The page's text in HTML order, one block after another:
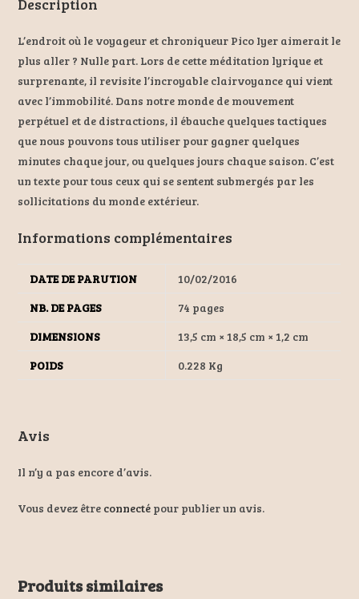
Description
L’endroit où le voyageur et chroniqueur Pico Iyer aimerait le
plus aller ? Nulle part. Lors de cette méditation lyrique et
surprenante, il revisite l’incroyable clairvoyance qui vient
avec l’immobilité. Dans notre monde de mouvement
perpétuel et de distractions, il ébauche quelques tactiques
que nous pouvons tous utiliser pour gagner quelques
minutes chaque jour, ou quelques jours chaque saison. C’est
un texte pour tous ceux qui se sentent submergés par les
sollicitations du monde extérieur.
Informations complémentaires
DATE DE PARUTION
10/02/2016
NB. DE PAGES
74 pages
DIMENSIONS
13,5 cm × 18,5 cm × 1,2 cm
POIDS
0.228 Kg
Avis
Il n’y a pas encore d’avis.
Vous devez être connecté pour publier un avis.
Produits similaires